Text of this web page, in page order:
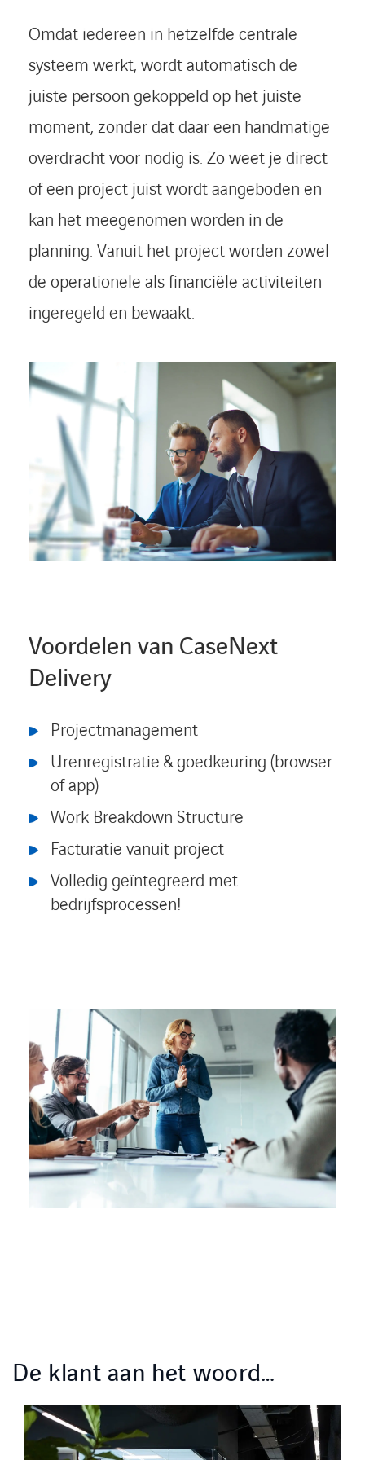
Omdat iedereen in hetzelfde centrale
systeem werkt, wordt automatisch de
juiste persoon gekoppeld op het juiste
moment, zonder dat daar een handmatige
overdracht voor nodig is. Zo weet je direct
of een project juist wordt aangeboden en
kan het meegenomen worden in de
planning. Vanuit het project worden zowel
de operationele als financiële activiteiten
ingeregeld en bewaakt.
Voordelen van CaseNext
Delivery
Projectmanagement
Urenregistratie & goedkeuring (browser
of app)
Work Breakdown Structure
Facturatie vanuit project
Volledig geïntegreerd met
bedrijfsprocessen!
De klant aan het woord…